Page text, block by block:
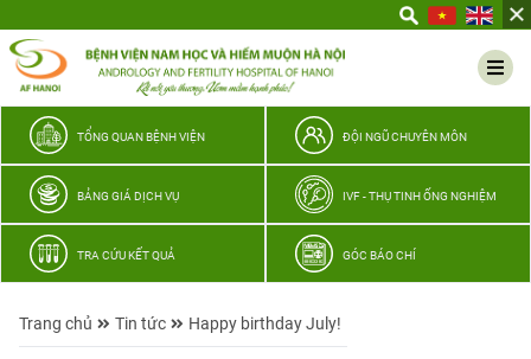
thương
TỔNG QUAN BỆNH VIỆN ĐỘI NGŨ CHUYÊN MÔN
BẢNG GIÁ DỊCH VỤ IVF - THỤ TINH ỐNG NGHIỆM
TRA CỨU KẾT QUẢ GÓC BÁO CHÍ
Trang chủ Tin tức Happy birthday July!